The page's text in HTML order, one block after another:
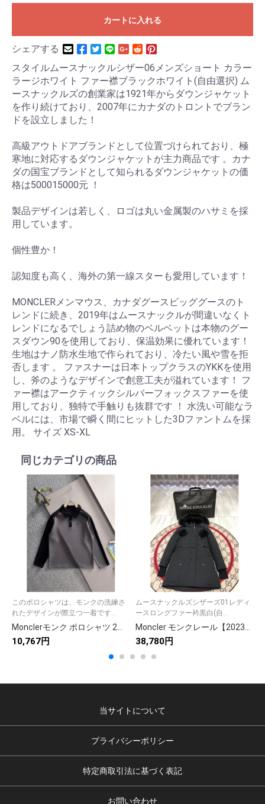
カートに入れる
シェアする
スタイルムースナックルシザー06メンズショート カラー
ラージホワイト ファー襟ブラックホワイト(自由選択) ム
ースナックルズの創業家は1921年からダウンジャケット
を作り続けており、2007年にカナダのトロントでブラン
ドを設立しました！
高級アウトドアブランドとして位置づけられており、極
寒地に対応するダウンジャケットが主力商品です 。カナ
ダの国宝ブランドとして知られるダウンジャケットの価
格は500015000元 ！
製品デザインは若しく、ロゴは丸い金属製のハサミを採
用しています。
個性豊か！
認知度も高く、海外の第一線スターも愛用しています！
MONCLERメンマウス、カナダグースビッググースのト
レンドに続き、2019年はムースナックルが間違いなくト
レンドになるでしょう詰め物のベルベットは本物のグー
スダウン90を使用しており、保温効果に優れています！
生地はナノ防水生地で作られており、冷たい風や雪を拒
否します 。 ファスナーは日本トップクラスのYKKを使用
し、斧のようなデザインで創意工夫が溢れています！ フ
ァー襟はアークティックシルバーフォックスファーを使
用しており、独特で手触りも抜群です ！ 水洗い可能なラ
ベルには、市場で瞬く間にヒットした3Dファントムを採
用。 サイズ XS-XL
同じカテゴリの商品
このポロシャツは、モンクの洗練さ
れたデザインが際立つ一着です...
10,767円
ムースナックルズシザーズ01レディ
ースロングファー衿黒白(自...
38,780円
当サイトについて
プライバシーポリシー
特定商取引法に基づく表記
お問い合わせ